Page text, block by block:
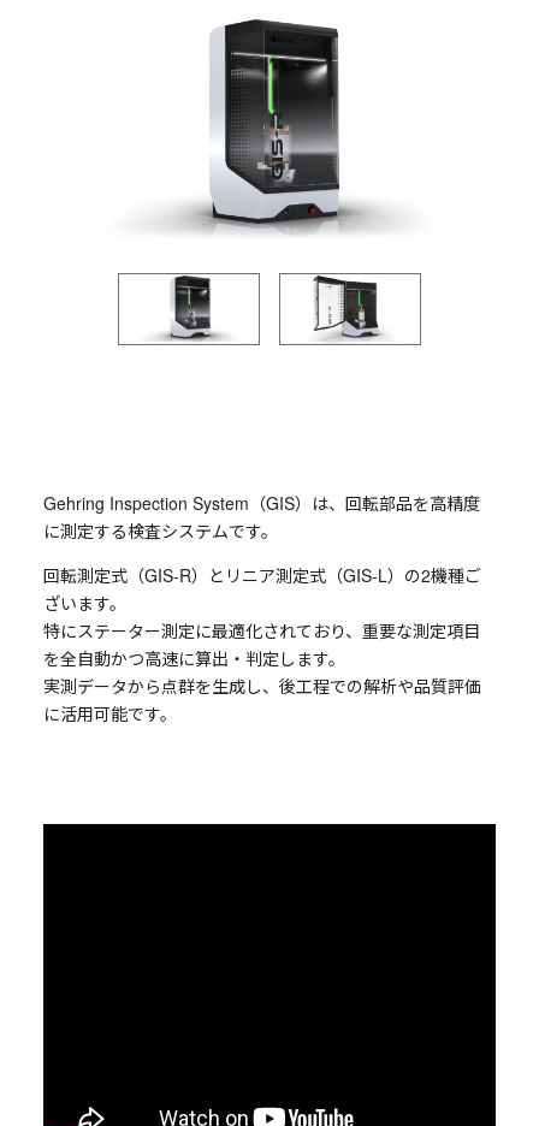
Gehring Inspection System（GIS）は、回転部品を高精度
に測定する検査システムです。
回転測定式（GIS-R）とリニア測定式（GIS-L）の2機種ご
ざいます。
特にステーター測定に最適化されており、重要な測定項目
を全自動かつ高速に算出・判定します。
実測データから点群を生成し、後工程での解析や品質評価
に活用可能です。